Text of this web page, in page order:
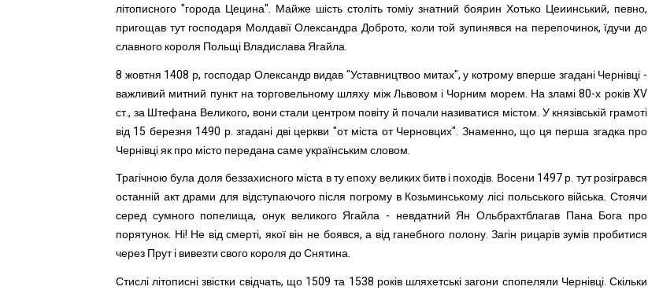
літописного "города Цецина". Майже шість століть томіу знатний боярин Хотько Цеиинський, певно,
пригощав тут господаря Молдавії Олександра Доброто, коли той зупинявся на перепочинок, їдучи до
славного короля Польщі Владислава Ягайла.
8 жовтня 1408 р, господар Олександр видав "Уставництвоо митах", у котрому вперше згадані Чернівці -
важливий митний пункт на торговельному шляху між Львовом і Чорним морем. На зламі 80-х років XV
ст., за Штефана Великого, вони стали центром повіту й почали називатися містом. У князівській грамоті
від 15 березня 1490 р. згадані дві церкви "от міста от Черновцих". Знаменно, що ця перша згадка про
Чернівці як про місто передана саме українським словом.
Трагічною була доля беззахисного міста в ту епоху великих битв і походів. Восени 1497 р. тут розігрався
останній акт драми для відступаючого після погрому в Козьминському лісі польського війська. Стоячи
серед сумного попелища, онук великого Ягайла - невдатний Ян Ольбрахтблагав Пана Бога про
порятунок. Ні! Не від смерті, якої він не боявся, а від ганебного полону. Загін рицарів зумів пробитися
через Прут і вивезти свого короля до Снятина.
Стислі літописні звістки свідчать, що 1509 та 1538 років шляхетські загони спопеляли Чернівці. Скільки